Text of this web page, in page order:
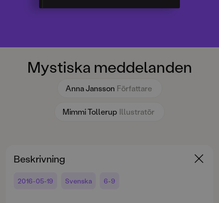
Mystiska meddelanden
Anna Jansson Författare
Mimmi Tollerup Illustratör
Beskrivning
2016-05-19 Svenska 6-9